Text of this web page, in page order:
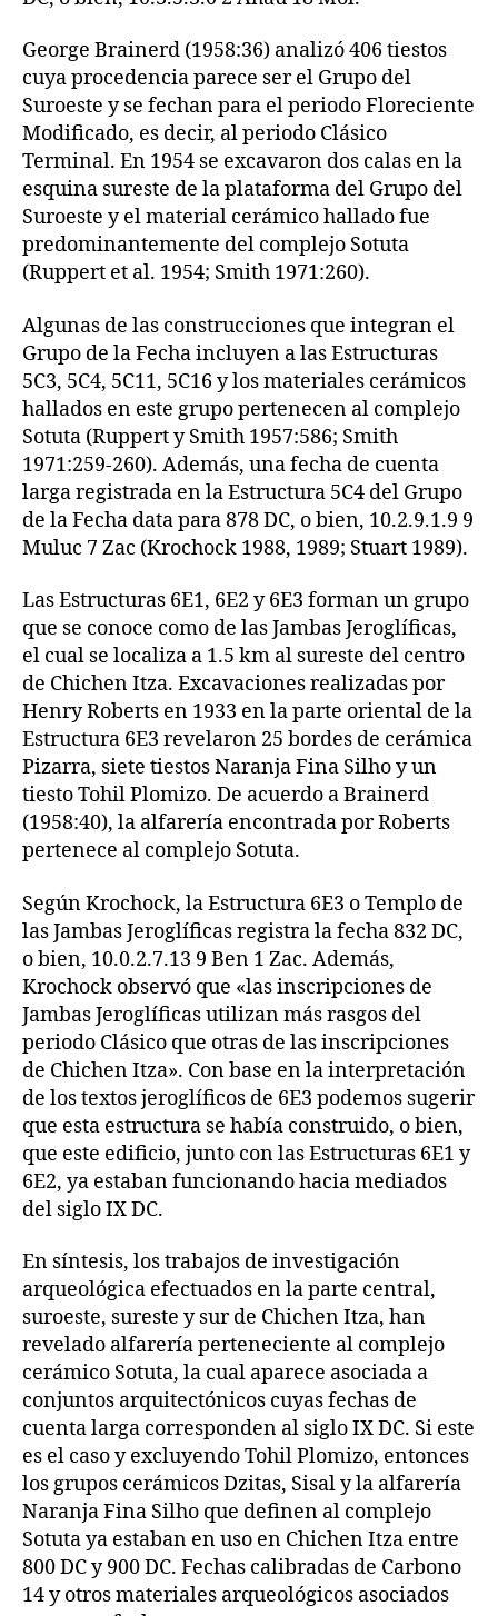
George Brainerd (1958:36) analizó 406 tiestos
cuya procedencia parece ser el Grupo del
Suroeste y se fechan para el periodo Floreciente
Modificado, es decir, al periodo Clásico
Terminal. En 1954 se excavaron dos calas en la
esquina sureste de la plataforma del Grupo del
Suroeste y el material cerámico hallado fue
predominantemente del complejo Sotuta
(Ruppert et al. 1954; Smith 1971:260).
Algunas de las construcciones que integran el
Grupo de la Fecha incluyen a las Estructuras
5C3, 5C4, 5C11, 5C16 y los materiales cerámicos
hallados en este grupo pertenecen al complejo
Sotuta (Ruppert y Smith 1957:586; Smith
1971:259-260). Además, una fecha de cuenta
larga registrada en la Estructura 5C4 del Grupo
de la Fecha data para 878 DC, o bien, 10.2.9.1.9 9
Muluc 7 Zac (Krochock 1988, 1989; Stuart 1989).
Las Estructuras 6E1, 6E2 y 6E3 forman un grupo
que se conoce como de las Jambas Jeroglíficas,
el cual se localiza a 1.5 km al sureste del centro
de Chichen Itza. Excavaciones realizadas por
Henry Roberts en 1933 en la parte oriental de la
Estructura 6E3 revelaron 25 bordes de cerámica
Pizarra, siete tiestos Naranja Fina Silho y un
tiesto Tohil Plomizo. De acuerdo a Brainerd
(1958:40), la alfarería encontrada por Roberts
pertenece al complejo Sotuta.
Según Krochock, la Estructura 6E3 o Templo de
las Jambas Jeroglíficas registra la fecha 832 DC,
o bien, 10.0.2.7.13 9 Ben 1 Zac. Además,
Krochock observó que «las inscripciones de
Jambas Jeroglíficas utilizan más rasgos del
periodo Clásico que otras de las inscripciones
de Chichen Itza». Con base en la interpretación
de los textos jeroglíficos de 6E3 podemos sugerir
que esta estructura se había construido, o bien,
que este edificio, junto con las Estructuras 6E1 y
6E2, ya estaban funcionando hacia mediados
del siglo IX DC.
En síntesis, los trabajos de investigación
arqueológica efectuados en la parte central,
suroeste, sureste y sur de Chichen Itza, han
revelado alfarería perteneciente al complejo
cerámico Sotuta, la cual aparece asociada a
conjuntos arquitectónicos cuyas fechas de
cuenta larga corresponden al siglo IX DC. Si este
es el caso y excluyendo Tohil Plomizo, entonces
los grupos cerámicos Dzitas, Sisal y la alfarería
Naranja Fina Silho que definen al complejo
Sotuta ya estaban en uso en Chichen Itza entre
800 DC y 900 DC. Fechas calibradas de Carbono
14 y otros materiales arqueológicos asociados